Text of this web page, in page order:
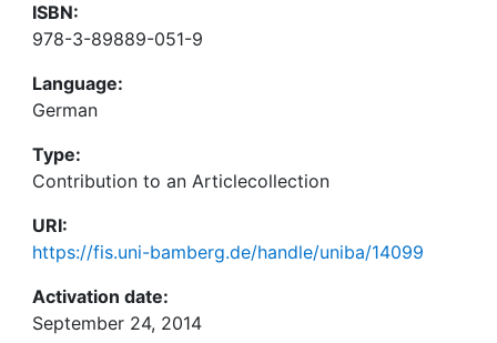
ISBN:
978-3-89889-051-9
Language:
German
Type:
Contribution to an Articlecollection
URI:
https://fis.uni-bamberg.de/handle/uniba/14099
Activation date:
September 24, 2014